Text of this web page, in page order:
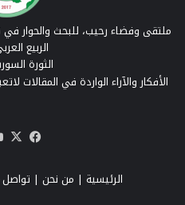
ملتقى وفضاء رحيب، للبحث والحوار
الربيع
الثورة
الأفكار والآراء الواردة في المقالات
الرئيسية | من نحن |